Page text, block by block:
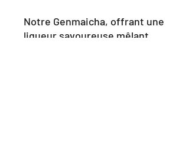
Notre Genmaicha, offrant une
liqueur savoureuse mêlant